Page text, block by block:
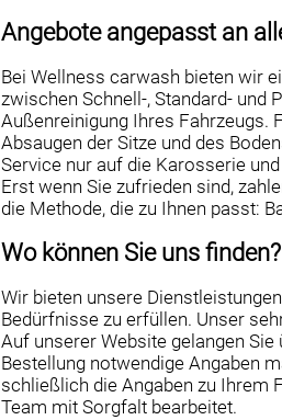
Angebote angepasst an
Bei Wellness carwash bieten wir
zwischen Schnell-, Standard- und
Außenreinigung Ihres Fahrzeugs.
Absaugen der Sitze und des
Service nur auf die Karosserie
Erst wenn Sie zufrieden sind,
die Methode, die zu Ihnen passt:
Wo können Sie uns finden?
Wir bieten unsere
Bedürfnisse zu erfüllen. Unser
Auf unserer Website gelangen
Bestellung notwendige Angaben
schließlich die Angaben zu Ihrem
Team mit Sorgfalt bearbeitet.